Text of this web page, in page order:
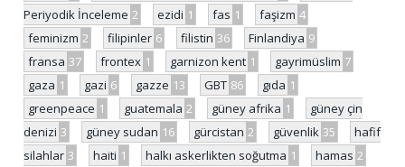
Periyodik İnceleme 2 ezidi 1 fas 1 faşizm 4
feminizm 2 filipinler 6 filistin 36 Finlandiya 9
fransa 37 frontex 1 garnizon kent 1 gayrimüslim 7
gaza 1 gazi 6 gazze 13 GBT 86 gıda 1
greenpeace 1 guatemala 2 güney afrika 1
güney çin
denizi 3 güney sudan 16 gürcistan 2 güvenlik 35
hafif
silahlar 3 haiti 1 halkı askerlikten soğutma 1 hamas 2